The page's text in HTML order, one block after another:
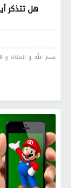
هل تتذكر
بسم الله و الصلاة